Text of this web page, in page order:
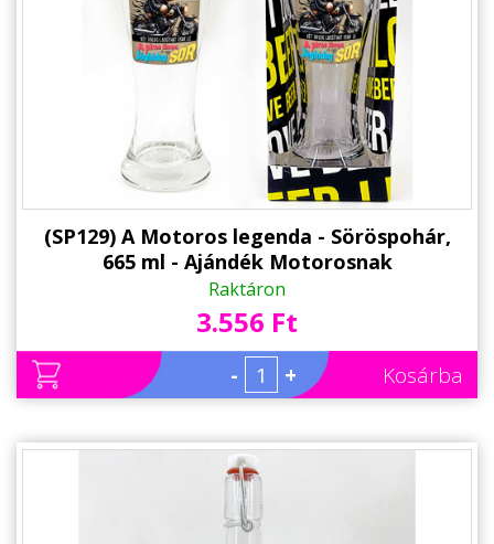
(SP129) A Motoros legenda - Söröspohár,
665 ml - Ajándék Motorosnak
Raktáron
3.556 Ft
- + Kosárba